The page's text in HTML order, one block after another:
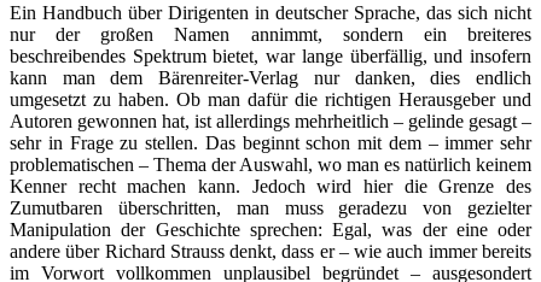
Ein Handbuch über Dirigenten in deutscher Sprache, das sich nicht
nur der großen Namen annimmt, sondern ein breiteres
beschreibendes Spektrum bietet, war lange überfällig, und insofern
kann man dem Bärenreiter-Verlag nur danken, dies endlich
umgesetzt zu haben. Ob man dafür die richtigen Herausgeber und
Autoren gewonnen hat, ist allerdings mehrheitlich – gelinde gesagt –
sehr in Frage zu stellen. Das beginnt schon mit dem – immer sehr
problematischen – Thema der Auswahl, wo man es natürlich keinem
Kenner recht machen kann. Jedoch wird hier die Grenze des
Zumutbaren überschritten, man muss geradezu von gezielter
Manipulation der Geschichte sprechen: Egal, was der eine oder
andere über Richard Strauss denkt, dass er – wie auch immer bereits
im Vorwort vollkommen unplausibel begründet – ausgesondert